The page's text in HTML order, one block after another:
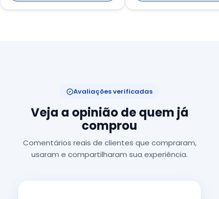
Avaliações verificadas
Veja a opinião de quem já
comprou
Comentários reais de clientes que compraram,
usaram e compartilharam sua experiência.